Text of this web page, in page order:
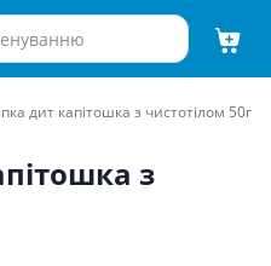
дит капiтошка з чистотiлом 50г
з